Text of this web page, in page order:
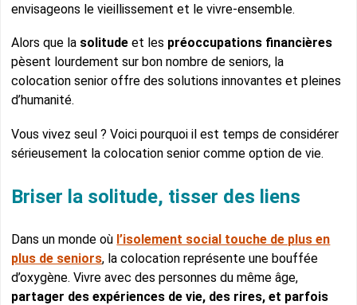
envisageons le vieillissement et le vivre-ensemble.
Alors que la solitudeet les préoccupations financières
pèsent lourdement sur bon nombre de seniors, la
colocation senior offre des solutions innovantes et pleines
d’humanité.
Vous vivez seul ? Voici pourquoi il est temps de considérer
sérieusement la colocation senior comme option de vie.
Briser la solitude, tisser des liens
Dans un monde où l’isolement social touche de plus en
plus de seniors, la colocation représente une bouffée
d’oxygène. Vivre avec des personnes du même âge,
partager des expériences de vie, des rires, et parfois